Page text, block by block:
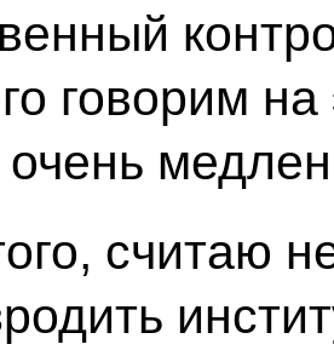
говорим на
очень
считаю